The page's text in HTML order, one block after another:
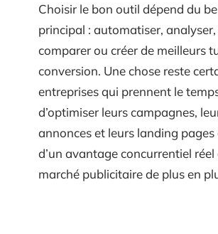
Choisir le bon outil dépend du
principal : automatiser,
comparer ou créer de meilleurs
conversion. Une chose reste
entreprises qui prennent le
d’optimiser leurs campagnes,
annonces et leurs landing
d’un avantage concurrentiel réel
marché publicitaire de plus en